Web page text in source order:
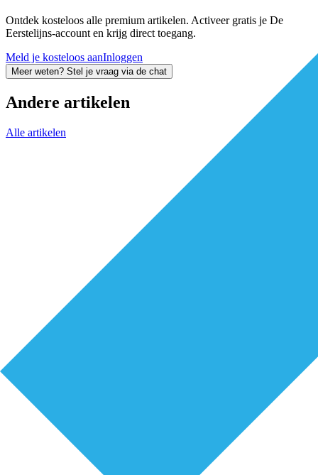
Ontdek kosteloos alle premium artikelen. Activeer gratis je De
Eerstelijns-account en krijg direct toegang.
Meld je kosteloos aanInloggen
Meer weten? Stel je vraag via de chat
Andere artikelen
Alle artikelen